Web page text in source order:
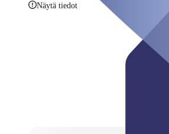
Näytä tiedot